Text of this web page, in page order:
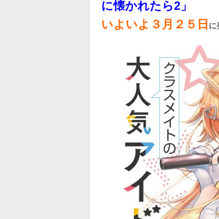
に懐かれたら2」
いよいよ３ 月２５日 に